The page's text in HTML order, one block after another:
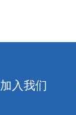
加入我们